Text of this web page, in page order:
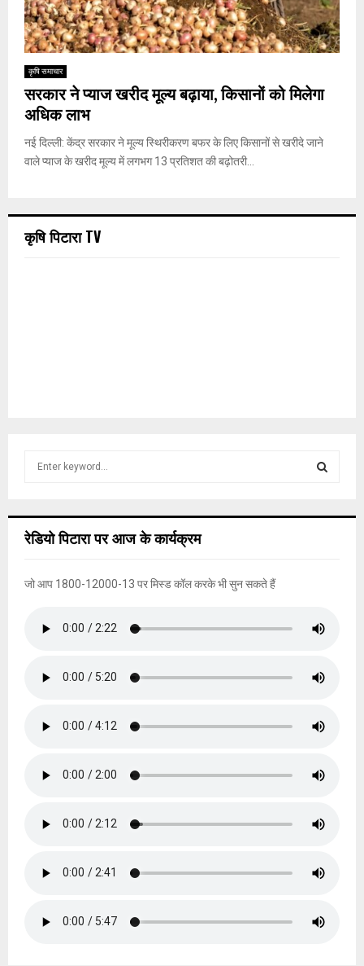
कृषि समाचार
सरकार ने प्याज खरीद मूल्य बढ़ाया, किसानों को मिलेगा
अधिक लाभ
नई दिल्ली: केंद्र सरकार ने मूल्य स्थिरीकरण बफर के लिए किसानों से खरीदे जाने
वाले प्याज के खरीद मूल्य में लगभग 13 प्रतिशत की बढ़ोतरी...
कृषि पिटारा TV
h
o
C
रेडियो पिटारा पर आज के कार्यक्रम
जो आप 1800-12000-13 पर मिस्ड कॉल करके भी सुन सकते हैं